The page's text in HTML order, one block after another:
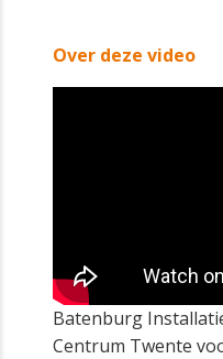
Over deze video
Batenburg
Centrum Twente